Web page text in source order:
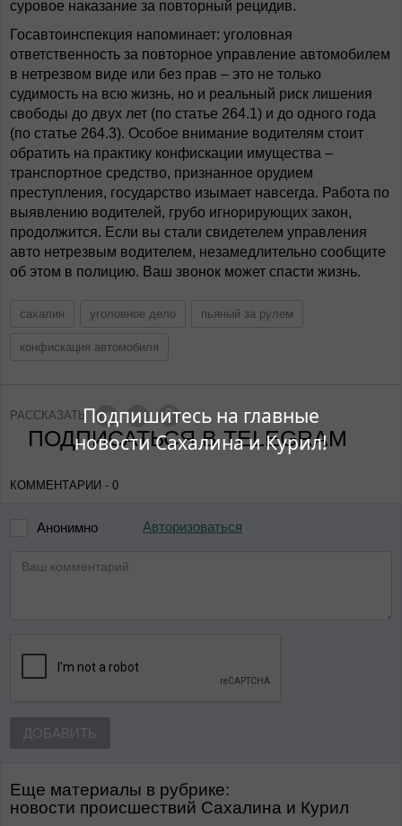
Подпишитесь на главные
новости Сахалина и Курил!
суровое наказание за повторный рецидив.
Госавтоинспекция напоминает: уголовная
ответственность за повторное управление автомобилем
в нетрезвом виде или без прав – это не только
судимость на всю жизнь, но и реальный риск лишения
свободы до двух лет (по статье 264.1) и до одного года
(по статье 264.3). Особое внимание водителям стоит
обратить на практику конфискации имущества –
транспортное средство, признанное орудием
преступления, государство изымает навсегда. Работа по
выявлению водителей, грубо игнорирующих закон,
продолжится. Если вы стали свидетелем управления
авто нетрезвым водителем, незамедлительно сообщите
об этом в полицию. Ваш звонок может спасти жизнь.
сахалин уголовное дело пьяный за рулем
конфискация автомобиля
РАССКАЗАТЬ
ПОДПИСАТЬСЯ В TELEGRAM
КОММЕНТАРИИ - 0
Анонимно Авторизоваться
ДОБАВИТЬ
Еще материалы в рубрике:
Новости происшествий Сахалина и Курил